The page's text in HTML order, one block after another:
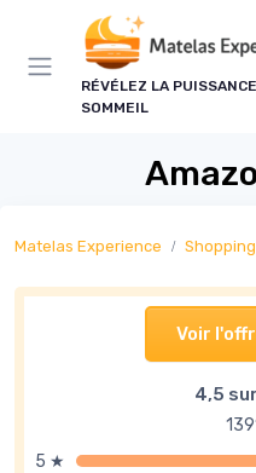
RÉVÉLEZ LA
SOMMEIL
Matelas Experience Shopping
Voir
4,5
5 ★
Panneau de gestion des